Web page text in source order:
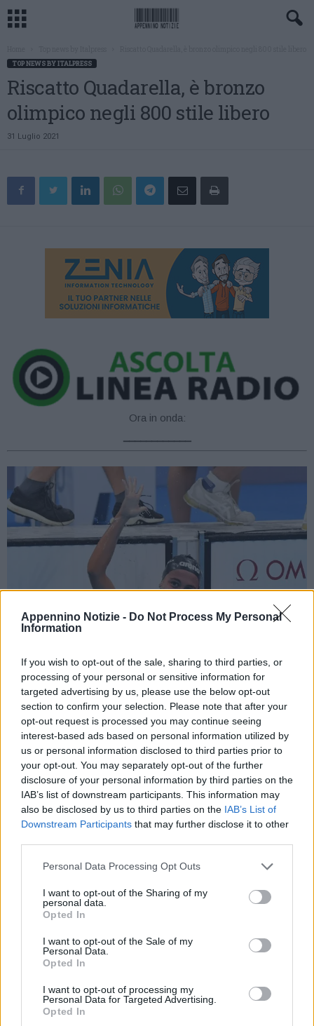
Appennino Notizie - Do Not Process My Personal
Information
If you wish to opt-out of the sale, sharing to third parties, or
processing of your personal or sensitive information for
targeted advertising by us, please use the below opt-out
section to confirm your selection. Please note that after your
opt-out request is processed you may continue seeing
interest-based ads based on personal information utilized by
us or personal information disclosed to third parties prior to
your opt-out. You may separately opt-out of the further
disclosure of your personal information by third parties on the
IAB’s list of downstream participants. This information may
also be disclosed by us to third parties on the IAB’s List of
Downstream Participants that may further disclose it to other
Personal Data Processing Opt Outs
I want to opt-out of the Sharing of my
personal data.
Opted In
I want to opt-out of the Sale of my
Personal Data.
Opted In
I want to opt-out of processing my
Personal Data for Targeted Advertising.
Opted In
TOP NEWS BY ITALPRESS
Riscatto Quadarella, è bronzo
olimpico negli 800 stile libero
31 Luglio 2021
Ora in onda:
TOKYO (GIAPPONE) (ITALPRESS) – Simona Quadarella ha
vinto la medaglia di bronzo negli 800 sl alle Olimpiadi di nuoto. La
nuotatrice azzurra ha chiuso la gara in 8’18″35 dietro
all’americana Kathleen Ledecky, oro in 8’12″57, e all’australiana
Ariarne Titmus, argento in 8’13″83. Si tratta della 21a medaglia
italiana: fin qui 2 ori, 7 argenti, 11 bronzi. “Prima di entrare in
vasca mi sono detta ‘devo tornare a casa con il sorriso, quindi o
prendi la medaglia o prendi la medaglià”. Simona Quadarella
racconta così i minuti precedenti la gara che l’hanno vista
conquistare il bronzo negli 800 stile libero alle Olimpiadi. “Ci ho
messo cuore, anima, ho fatto una gara con la testa. E’ stato
più di qualsiasi altra cosa. E’ stato difficile, ma mi sono ritenuta
fortunata di avere avuto questa opportunità da cogliere” ha
aggiunto la nuotatrice romana ai microfoni Rai.
“La mia Olimpiade è questa, avrei preferito fare qualcosa di più
un’atleta, ma questo bronzo mi rende contenta, è sudato dopo
tanti anni di lavoro”.